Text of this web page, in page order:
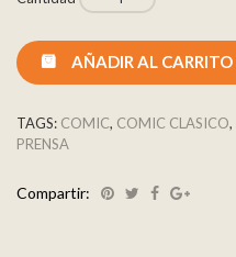
AÑADIR AL CARRITO
TAGS: COMIC, COMIC CLASICO,
PRENSA
Compartir: